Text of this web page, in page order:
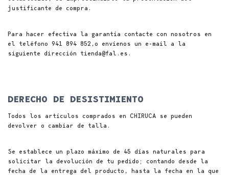
justificante de compra.
Para hacer efectiva la garantía contacte con nosotros en
el teléfono 941 894 852,o envíenos un e-mail a la
siguiente dirección tienda@fal.es.
DERECHO DE DESISTIMIENTO
Todos los artículos comprados en CHIRUCA se pueden
devolver o cambiar de talla.
Se establece un plazo máximo de 45 días naturales para
solicitar la devolución de tu pedido; contando desde la
fecha de la entrega del producto, hasta la fecha en la que